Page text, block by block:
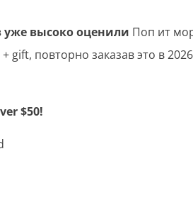
высоко оценили Поп ит
gift, повторно заказав это в
$50!